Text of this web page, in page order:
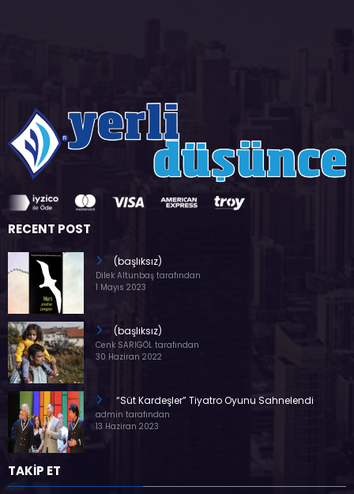
RECENT POST
(başlıksız)
Dilek Altunbaş tarafından
1 Mayıs 2023
(başlıksız)
Cenk SARIGÖL tarafından
30 Haziran 2022
“Süt Kardeşler” Tiyatro Oyunu Sahnelendi
admin tarafından
13 Haziran 2023
TAKİP ET